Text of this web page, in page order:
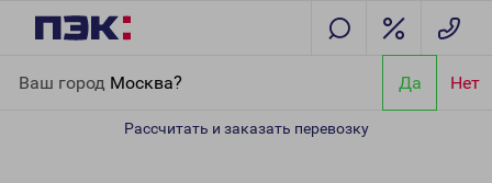
Ваш город Москва? Да Нет
Рассчитать и заказать перевозку